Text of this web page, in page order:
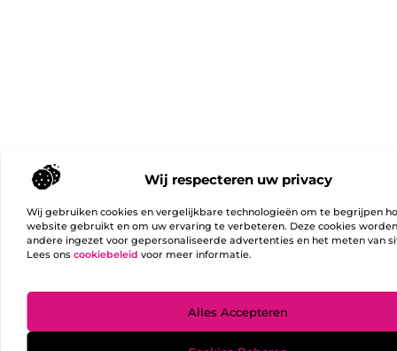
Wij respecteren uw privacy
Wij gebruiken cookies en vergelijkbare technologieën om te begrijpen
website gebruikt en om uw ervaring te verbeteren. Deze cookies
andere ingezet voor gepersonaliseerde advertenties en het meten van
Lees ons cookiebeleid voor meer informatie.
Alles Accepteren